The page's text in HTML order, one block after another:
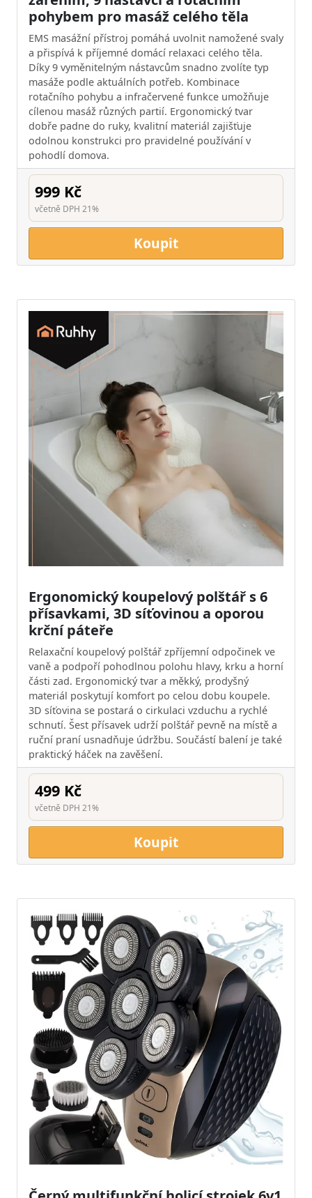
pohybem pro masáž celého těla
EMS masážní přístroj pomáhá uvolnit namožené svaly
a přispívá k příjemné domácí relaxaci celého těla.
Díky 9 vyměnitelným nástavcům snadno zvolíte typ
masáže podle aktuálních potřeb. Kombinace
rotačního pohybu a infračervené funkce umožňuje
cílenou masáž různých partií. Ergonomický tvar
dobře padne do ruky, kvalitní materiál zajišťuje
odolnou konstrukci pro pravidelné používání v
pohodlí domova.
999 Kč
včetně DPH 21%
Koupit
Ergonomický koupelový polštář s 6
přísavkami, 3D síťovinou a oporou
krční páteře
Relaxační koupelový polštář zpříjemní odpočinek ve
vaně a podpoří pohodlnou polohu hlavy, krku a horní
části zad. Ergonomický tvar a měkký, prodyšný
materiál poskytují komfort po celou dobu koupele.
3D síťovina se postará o cirkulaci vzduchu a rychlé
schnutí. Šest přísavek udrží polštář pevně na místě a
ruční praní usnadňuje údržbu. Součástí balení je také
praktický háček na zavěšení.
499 Kč
včetně DPH 21%
Koupit